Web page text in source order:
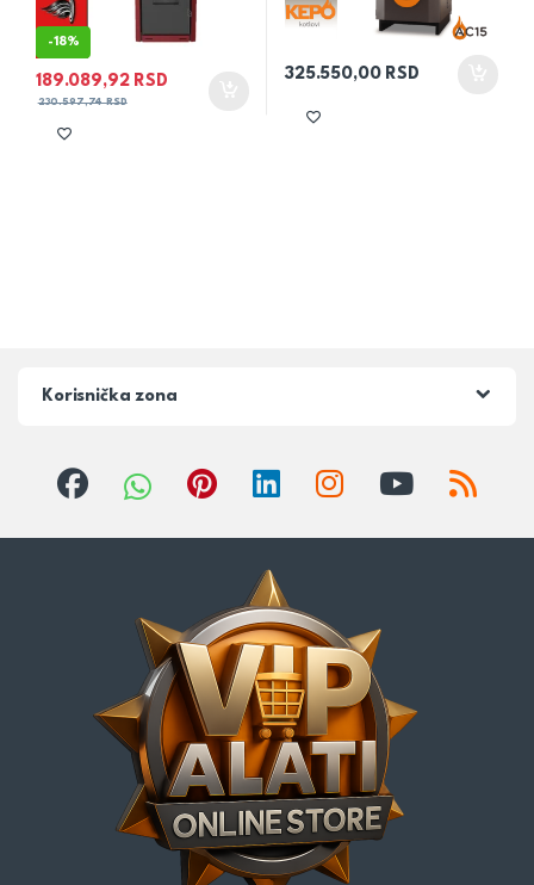
-18%
189.089,92 RSD
230.597,74RSD
325.550,00 RSD
Korisnička zona